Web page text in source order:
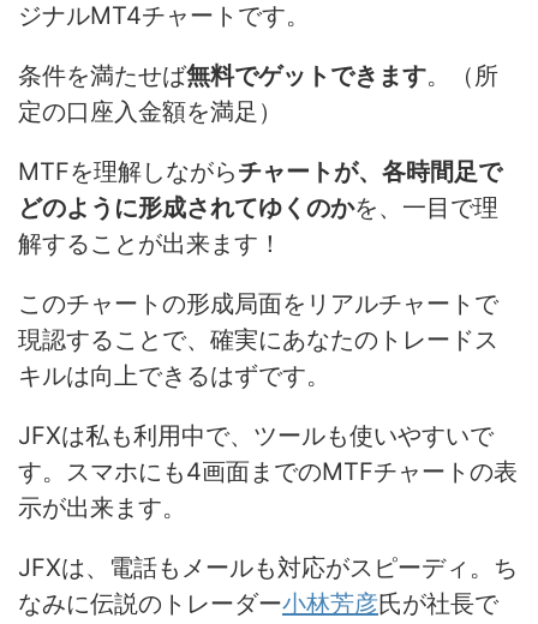
ジナルMT4チャートです。
条件を満たせば無料でゲットできます。（所
定の口座入金額を満足）
MTFを理解しながらチャートが、各時間足で
どのように形成されてゆくのかを、一目で理
解することが出来ます！
このチャートの形成局面をリアルチャートで
現認することで、確実にあなたのトレードス
キルは向上できるはずです。
JFXは私も利用中で、ツールも使いやすいで
す。スマホにも4画面までのMTFチャートの表
示が出来ます。
JFXは、電話もメールも対応がスピーディ。ち
なみに伝説のトレーダー小林芳彦氏が社長で